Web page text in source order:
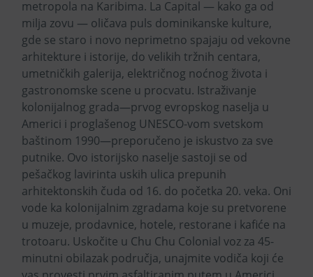
metropola na Karibima. La Capital — kako ga od
milja zovu — oličava puls dominikanske kulture,
gde se staro i novo neprimetno spajaju od vekovne
arhitekture i istorije, do velikih tržnih centara,
umetničkih galerija, električnog noćnog života i
gastronomske scene u procvatu. Istraživanje
kolonijalnog grada—prvog evropskog naselja u
Americi i proglašenog UNESCO-vom svetskom
baštinom 1990—preporučeno je iskustvo za sve
putnike. Ovo istorijsko naselje sastoji se od
pešačkog lavirinta uskih ulica prepunih
arhitektonskih čuda od 16. do početka 20. veka. Oni
vode ka kolonijalnim zgradama koje su pretvorene
u muzeje, prodavnice, hotele, restorane i kafiće na
trotoaru. Uskočite u Chu Chu Colonial voz za 45-
minutni obilazak područja, unajmite vodiča koji će